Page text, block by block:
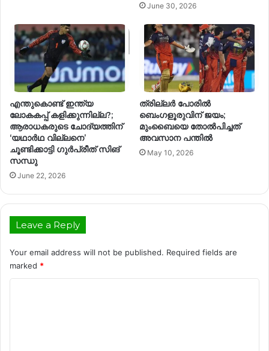
June 30, 2026
എന്തുകൊണ്ട് ഇന്ത്യ
ലോകകപ്പ് കളിക്കുന്നില്ല?;
ആരാധകരുടെ ചോദ്യത്തിന്
‘യഥാർഥ വില്ലനെ’
ചൂണ്ടിക്കാട്ടി ഗുർപ്രീത് സിങ്
സന്ധു
June 22, 2026
ത്രില്ലർ പോരിൽ
ബെംഗളൂരുവിന് ജയം;
മുംബൈയെ തോൽപിച്ചത്
അവസാന പന്തിൽ
May 10, 2026
Leave a Reply
Your email address will not be published. Required fields are
marked *